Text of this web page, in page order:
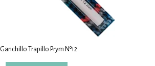
Ganchillo Trapillo Prym Nº12